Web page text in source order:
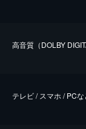
⾼⾳質（DOLBY
テレビ / スマホ / PC